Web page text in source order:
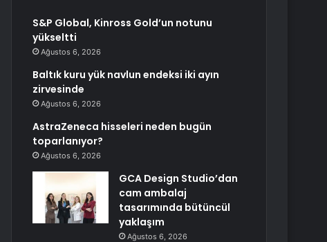
S&P Global, Kinross Gold’un notunu
yükseltti
Ağustos 6, 2026
Baltık kuru yük navlun endeksi iki ayın
zirvesinde
Ağustos 6, 2026
AstraZeneca hisseleri neden bugün
toparlanıyor?
Ağustos 6, 2026
GCA Design Studio’dan
cam ambalaj
tasarımında bütüncül
yaklaşım
Ağustos 6, 2026